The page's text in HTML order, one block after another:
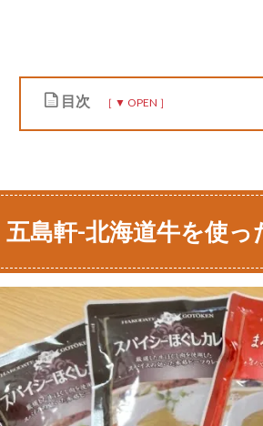
目次
島
-
北
海
道
使
っ
た
レ
ト
五島軒-北海道牛を使